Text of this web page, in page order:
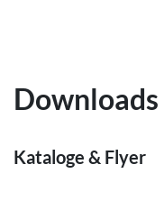
Downloads
Kataloge & Flyer